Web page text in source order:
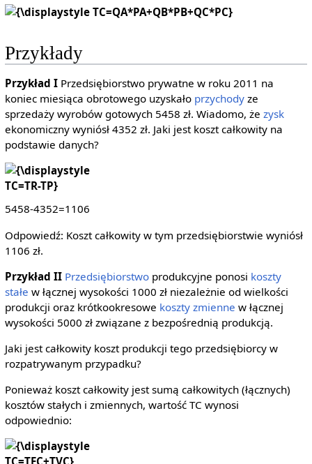
{\displaystyle
TC=QA*PA+QB*PB+QC*PC}
Przykłady
Przykład I Przedsiębiorstwo prywatne w roku 2011 na
koniec miesiąca obrotowego uzyskało przychodyze
sprzedaży wyrobów gotowych 5458 zł. Wiadomo, że zysk
ekonomiczny wyniósł 4352 zł. Jaki jest koszt całkowity na
podstawie danych?
{\displaystyle
TC=TR-TP}
5458-4352=1106
Odpowiedź: Koszt całkowity w tym przedsiębiorstwie wyniósł
1106 zł.
Przykład II Przedsiębiorstwoprodukcyjne ponosi koszty
stałe w łącznej wysokości 1000 zł niezależnie od wielkości
produkcji oraz krótkookresowe koszty zmienne w łącznej
wysokości 5000 zł związane z bezpośrednią produkcją.
Jaki jest całkowity koszt produkcji tego przedsiębiorcy w
rozpatrywanym przypadku?
Ponieważ koszt całkowity jest sumą całkowitych (łącznych)
kosztów stałych i zmiennych, wartość TC wynosi
odpowiednio:
{\displaystyle